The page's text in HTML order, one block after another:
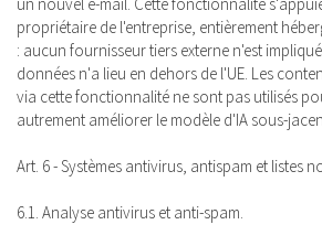
propriétaire de l'entreprise, entièrement
: aucun fournisseur tiers externe n'est
données n'a lieu en dehors de l'UE. Les
via cette fonctionnalité ne sont pas utilisés
autrement améliorer le modèle d'IA sous-
Art. 6 - Systèmes antivirus, antispam et listes
6.1. Analyse antivirus et anti-spam.